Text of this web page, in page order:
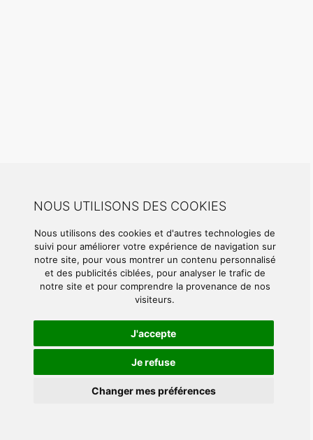
NOUS UTILISONS DES COOKIES
Nous utilisons des cookies et d'autres technologies de
suivi pour améliorer votre expérience de navigation sur
notre site, pour vous montrer un contenu personnalisé
et des publicités ciblées, pour analyser le trafic de
notre site et pour comprendre la provenance de nos
visiteurs.
J'accepte
Je refuse
Changer mes préférences